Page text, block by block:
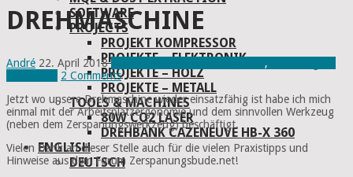
SOFTWARE
PROJECTS
PROJEKT KOMPRESSOR
PROJEKTE – ELEKTRONIK
PROJEKTE – HOLZ
PROJEKTE – METALL
TOOLS & MACHINES
80W CO2 LASER
DREHBANK CAZENEUVE HB-X 360
ENGLISH
DEUTSCH
DREHMASCHINE
André 22. April 2018 ,
2 Comments
Jetzt wo unsere Drehmaschine wieder einsatzfähig ist habe ich mich
einmal mit der Arbeitsplatzergonomie und dem sinnvollen Werkzeug
(neben dem Zerspanungswerkzeug) beschäftigt.
Vielen Dank an dieser Stelle auch für die vielen Praxistipps und
Hinweise aus dem Forum Zerspanungsbude.net!